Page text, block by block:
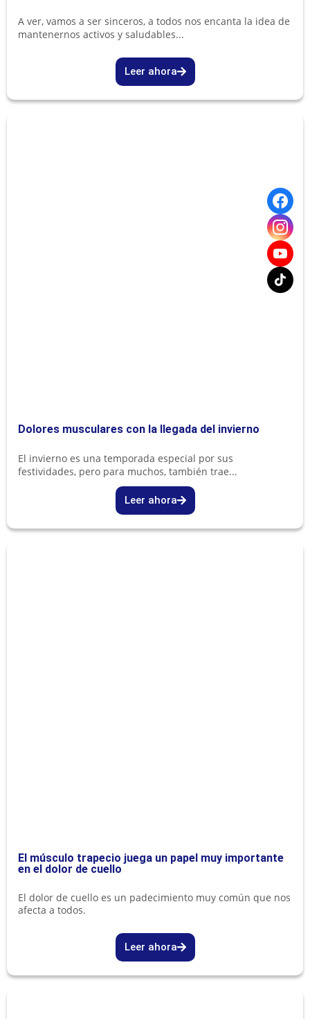
A ver, vamos a ser sinceros, a todos nos encanta la idea de
mantenernos activos y saludables...
Leer ahora
Dolores musculares con la llegada del invierno
El invierno es una temporada especial por sus
festividades, pero para muchos, también trae...
Leer ahora
El músculo trapecio juega un papel muy importante
en el dolor de cuello
El dolor de cuello es un padecimiento muy común que nos
afecta a todos.
Leer ahora